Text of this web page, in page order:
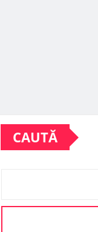
CAUTĂ